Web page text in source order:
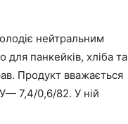
нейтральним
панкейків, хліба та
Продукт вважається
7,4/0,6/82. У ній